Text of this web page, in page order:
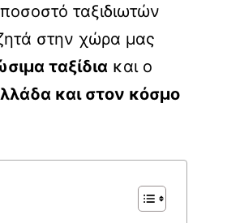
ταξιδιωτών
στην χώρα μας
ταξίδια και ο
και στον κόσμο